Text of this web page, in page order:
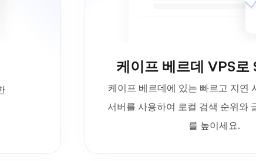
케이프 베르데 VPS로
케이프 베르데에 있는 빠르고 지연
서버를 사용하여 로컬 검색 순위와
를 높이세요.